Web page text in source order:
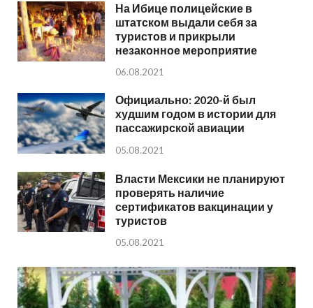
На Ибице полицейские в
штатском выдали себя за
туристов и прикрыли
незаконное мероприятие
06.08.2021
Официально: 2020-й был
худшим годом в истории для
пассажирской авиации
05.08.2021
Власти Мексики не планируют
проверять наличие
сертификатов вакцинации у
туристов
05.08.2021